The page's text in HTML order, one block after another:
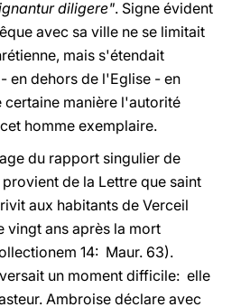
diligere". Signe évident
avec sa ville ne se limitait
mais s'étendait
en dehors de l'Eglise - en
certaine manière l'autorité
homme exemplaire.
du rapport singulier de
de la Lettre que saint
aux habitants de Verceil
vingt ans après la mort
14: Maur. 63).
un moment difficile: elle
Ambroise déclare avec